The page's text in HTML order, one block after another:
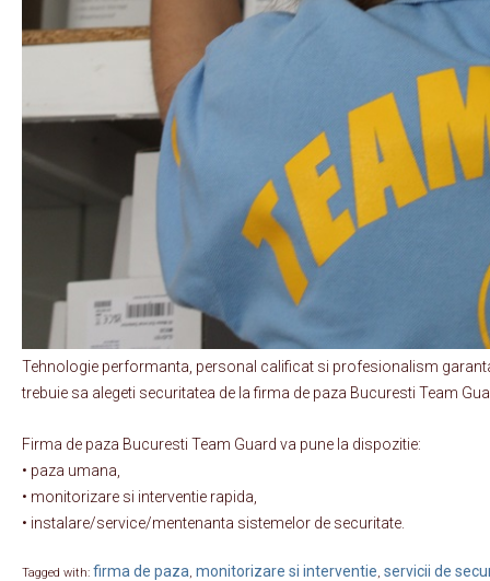
Tehnologie performanta, personal calificat si profesionalism
trebuie sa alegeti securitatea de la firma de paza Bucuresti Team
Firma de paza Bucuresti Team Guard va pune la dispozitie:
• paza umana,
• monitorizare si interventie rapida,
• instalare/service/mentenanta sistemelor de securitate.
Tagged with: firma de paza, monitorizare si interventie, servicii de